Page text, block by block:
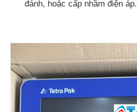
đánh, hoặc cấp nhầm điện áp.